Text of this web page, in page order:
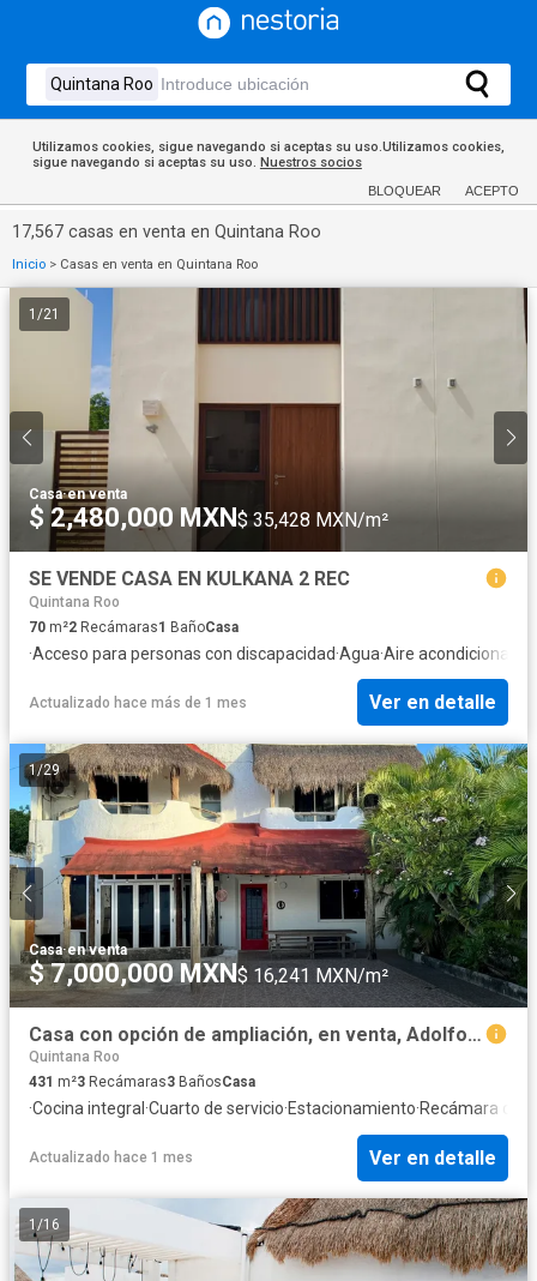
Utilizamos cookies, sigue navegando si aceptas su uso.Utilizamos cookies,
sigue navegando si aceptas su uso. Nuestros socios
BLOQUEAR ACEPTO
17,567 casas en venta en Quintana Roo
Inicio > Casas en venta en Quintana Roo
1 /21
Casa·en venta
$ 2,480,000 MXN$ 35,428 MXN/m²
SE VENDE CASA EN KULKANA 2 REC
Quintana Roo
70 m²2 Recámaras1 BañoCasa
·Acceso para personas con discapacidad·Agua·Aire acondicionado
Actualizado hace más de 1 mes Ver en detalle
1/29
Casa·en venta
$ 7,000,000 MXN$ 16,241 MXN/m²
Casa con opción de ampliación, en venta, Adolfo Lopez Mateos, Cozumel
Quintana Roo
431 m²3 Recámaras3 BañosCasa
·Cocina integral ·Cuarto de servicio·Estacionamiento·Recámara con
Actualizado hace 1 mes Ver en detalle
1/16